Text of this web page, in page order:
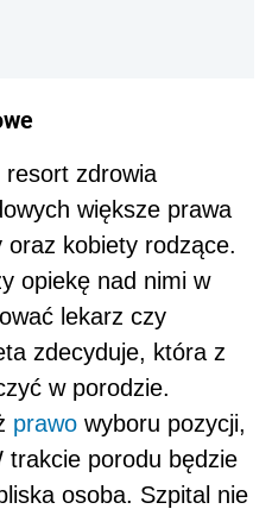
resort zdrowia
większe prawa
kobiety rodzące.
opiekę nad nimi w
lekarz czy
zdecyduje, która z
w porodzie.
prawo wyboru pozycji,
porodu będzie
osoba. Szpital nie